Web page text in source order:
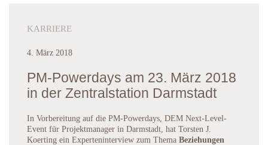
KARRIERE
4. März 2018
PM-Powerdays am 23. März 2018
in der Zentralstation Darmstadt
In Vorbereitung auf die PM-Powerdays, DEM Next-Level-
Event für Projektmanager in Darmstadt, hat Torsten J.
Koerting ein Experteninterview zum Thema Beziehungen